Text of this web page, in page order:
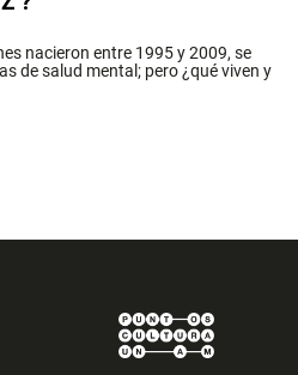
nacieron entre 1995 y 2009, se
de salud mental; pero ¿qué viven y